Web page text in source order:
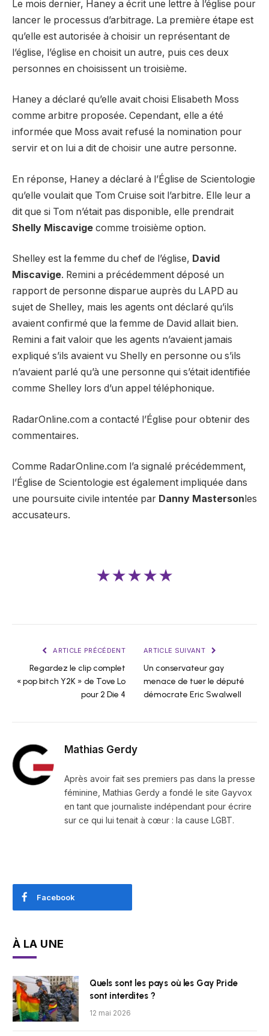
Le mois dernier, Haney a écrit une lettre à l’église pour
lancer le processus d’arbitrage. La première étape est
qu’elle est autorisée à choisir un représentant de
l’église, l’église en choisit un autre, puis ces deux
personnes en choisissent un troisième.
Haney a déclaré qu’elle avait choisi Elisabeth Moss
comme arbitre proposée. Cependant, elle a été
informée que Moss avait refusé la nomination pour
servir et on lui a dit de choisir une autre personne.
En réponse, Haney a déclaré à l’Église de Scientologie
qu’elle voulait que Tom Cruise soit l’arbitre. Elle leur a
dit que si Tom n’était pas disponible, elle prendrait
Shelly Miscavige comme troisième option.
Shelley est la femme du chef de l’église, David
Miscavige. Remini a précédemment déposé un
rapport de personne disparue auprès du LAPD au
sujet de Shelley, mais les agents ont déclaré qu’ils
avaient confirmé que la femme de David allait bien.
Remini a fait valoir que les agents n’avaient jamais
expliqué s’ils avaient vu Shelly en personne ou s’ils
n’avaient parlé qu’à une personne qui s’était identifiée
comme Shelley lors d’un appel téléphonique.
RadarOnline.com a contacté l’Église pour obtenir des
commentaires.
Comme RadarOnline.com l’a signalé précédemment,
l’Église de Scientologie est également impliquée dans
une poursuite civile intentée par Danny Masterson les
accusateurs.
★★★★★
ARTICLE PRÉCÉDENT
Regardez le clip complet
« pop bitch Y2K » de Tove Lo
pour 2 Die 4
ARTICLE SUIVANT
Un conservateur gay
menace de tuer le député
démocrate Eric Swalwell
Mathias Gerdy
Après avoir fait ses premiers pas dans la presse
féminine, Mathias Gerdy a fondé le site Gayvox
en tant que journaliste indépendant pour écrire
sur ce qui lui tenait à cœur : la cause LGBT.
Facebook
À LA UNE
Quels sont les pays où les Gay Pride
sont interdites ?
12 mai 2026